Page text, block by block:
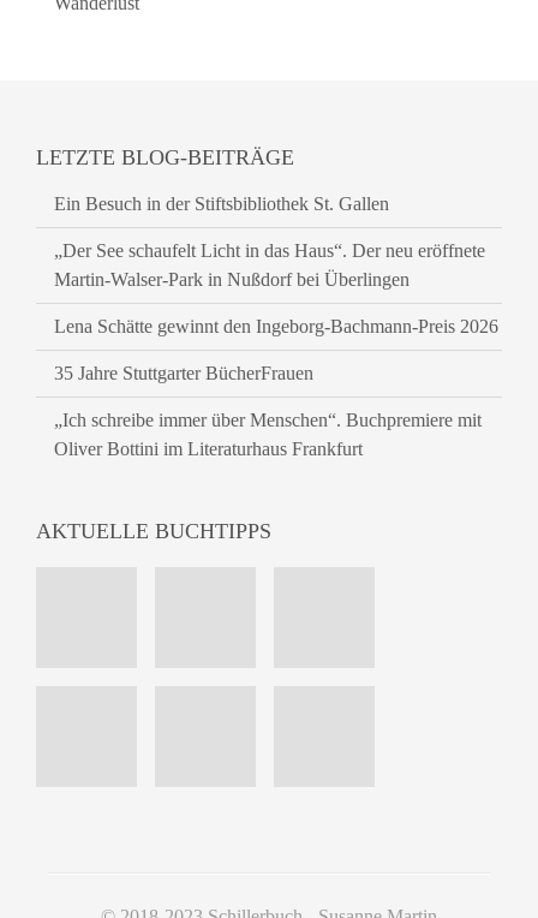
LETZTE BLOG-BEITRÄGE
Ein Besuch in der Stiftsbibliothek St. Gallen
„Der See schaufelt Licht in das Haus“. Der neu eröffnete
Martin-Walser-Park in Nußdorf bei Überlingen
Lena Schätte gewinnt den Ingeborg-Bachmann-Preis 2026
35 Jahre Stuttgarter BücherFrauen
„Ich schreibe immer über Menschen“. Buchpremiere mit
Oliver Bottini im Literaturhaus Frankfurt
AKTUELLE BUCHTIPPS